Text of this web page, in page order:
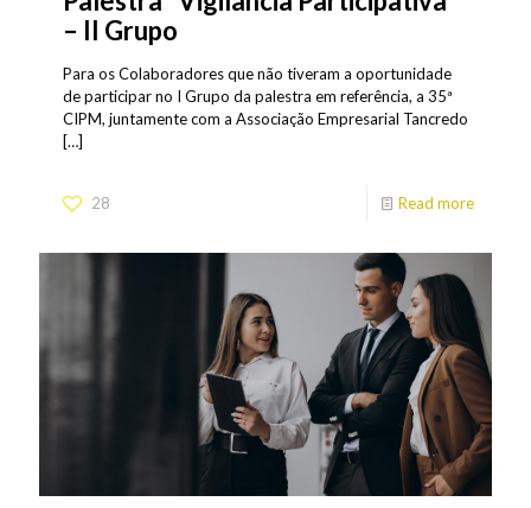
– II Grupo
Para os Colaboradores que não tiveram a oportunidade
de participar no I Grupo da palestra em referência, a 35ª
CIPM, juntamente com a Associação Empresarial Tancredo
[…]
28 Read more